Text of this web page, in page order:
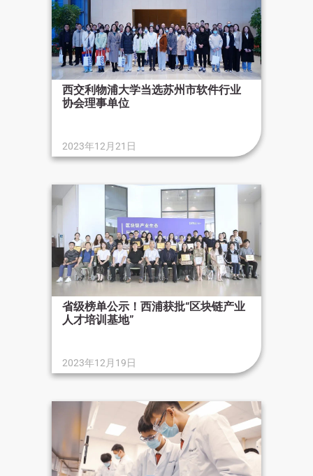
西交利物浦大学当选苏州市软件行业
协会理事单位
2023年12月21日
省级榜单公示！西浦获批“区块链产业
人才培训基地”
2023年12月19日